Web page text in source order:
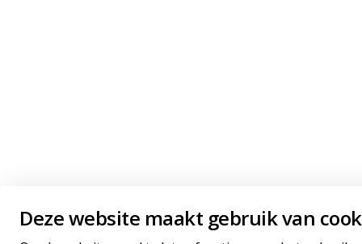
Deze website maakt gebruik van